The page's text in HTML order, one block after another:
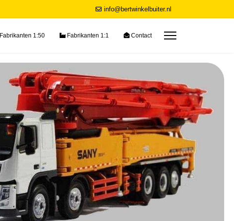
info@bertwinkelbuiter.nl
Fabrikanten 1:50 Fabrikanten 1:1 Contact